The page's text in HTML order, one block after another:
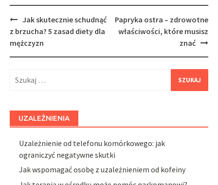
Post
navigation
Jak skutecznie schudnąć
z brzucha? 5 zasad diety dla
mężczyzn
Papryka ostra – zdrowotne
właściwości, które musisz
znać
UZALEŻNIENIA
Uzależnienie od telefonu komórkowego: jak
ograniczyć negatywne skutki
Jak wspomagać osobę z uzależnieniem od kofeiny